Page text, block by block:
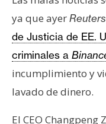
ya que ayerReuters
de Justicia de EE.
criminales a
incumplimiento y
lavado de dinero.
El CEO Changpeng